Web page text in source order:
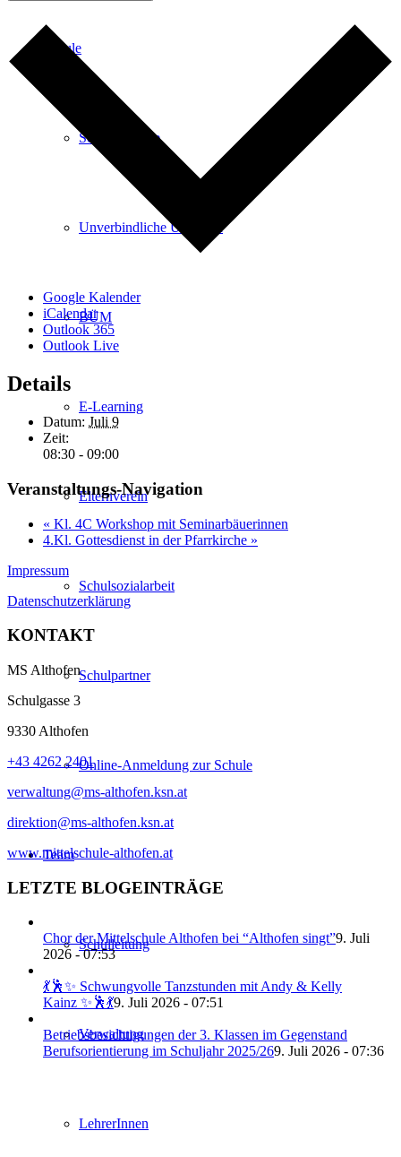
Schule
Schwerpunkte
Unverbindliche Übungen
BÜM
E-Learning
Elternverein
Schulsozialarbeit
Schulpartner
Online-Anmeldung zur Schule
Team
Schulleitung
Verwaltung
LehrerInnen
Google Kalender
iCalendar
Outlook 365
Outlook Live
Details
Datum: Juli 9
Zeit:
08:30 - 09:00
Veranstaltungs-Navigation
« Kl. 4C Workshop mit Seminarbäuerinnen
4.Kl. Gottesdienst in der Pfarrkirche »
Impressum
Datenschutzerklärung
KONTAKT
MS Althofen
Schulgasse 3
9330 Althofen
+43 4262 2401
verwaltung@ms-althofen.ksn.at
direktion@ms-althofen.ksn.at
www.mittelschule-althofen.at
LETZTE BLOGEINTRÄGE
Chor der Mittelschule Althofen bei “Althofen singt”9. Juli
2026 - 07:53
💃🕺✨ Schwungvolle Tanzstunden mit Andy & Kelly
Kainz ✨🕺💃9. Juli 2026 - 07:51
Betriebsbesichtigungen der 3. Klassen im Gegenstand
Berufsorientierung im Schuljahr 2025/269. Juli 2026 - 07:36